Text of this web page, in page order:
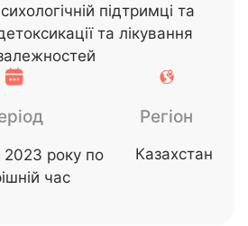
підтримці та
та лікування
2023 року по
час
Регіон
Казахстан